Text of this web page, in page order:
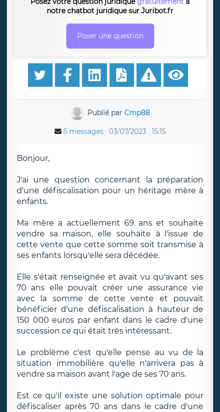
notre chatbot juridique sur Juribot.fr
Poser une question
Publié parCmp88
5 messages 03/07/2023 15:15
Bonjour,
J'ai une question concernant la préparation
d'une défiscalisation pour un héritage mère à
enfants.
Ma mère a actuellement 69 ans et souhaite
vendre sa maison, elle souhaite à l'issue de
cette vente que cette somme soit transmise à
ses enfants lorsqu'elle sera décédée.
Elle s'était renseignée et avait vu qu'avant ses
70 ans elle pouvait créer une assurance vie
avec la somme de cette vente et pouvait
bénéficier d'une défiscalisation à hauteur de
150 000 euros par enfant dans le cadre d'une
succession ce qui était très intéressant.
Le problème c'est qu'elle pense au vu de la
situation immobilière qu'elle n'arrivera pas à
vendre sa maison avant l'age de ses 70 ans.
Est ce qu'il existe une solution optimale pour
défiscaliser après 70 ans dans le cadre d'une